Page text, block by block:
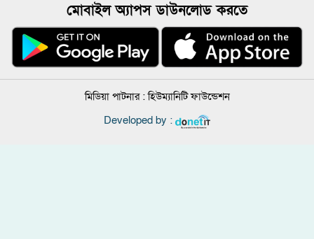
মোবাইল অ্যাপস ডাউনলোড করতে
মিডিয়া পাটনার :হিউম্যানিটি ফাউন্ডেশন
Developed by :